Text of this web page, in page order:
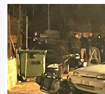
ΕΚΑΜ
ΥΑΤ/ΥΜΕΤ